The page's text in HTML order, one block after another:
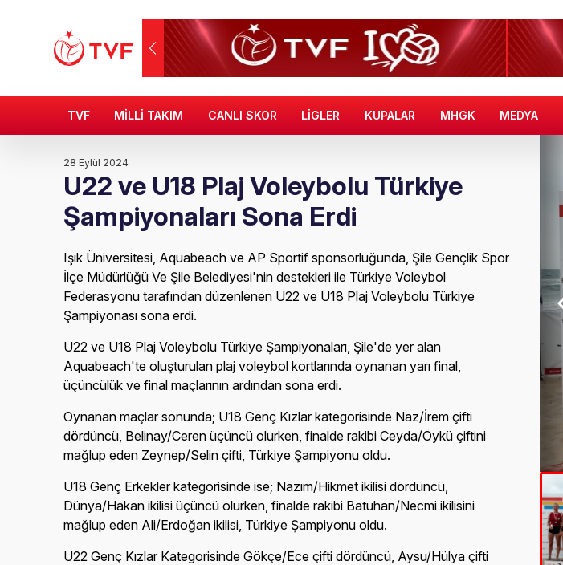
TVF MİLLİ TAKIM CANLI SKOR LİGLER KUPALAR MHGK MEDYA
28 Eylül 2024
U22 ve U18 Plaj Voleybolu Türkiye
Şampiyonaları Sona Erdi
Işık Üniversitesi, Aquabeach ve AP Sportif sponsorluğunda, Şile Gençlik Spor
İlçe Müdürlüğü Ve Şile Belediyesi'nin destekleri ile Türkiye Voleybol
Federasyonu tarafından düzenlenen U22 ve U18 Plaj Voleybolu Türkiye
Şampiyonası sona erdi.
U22 ve U18 Plaj Voleybolu Türkiye Şampiyonaları, Şile'de yer alan
Aquabeach'te oluşturulan plaj voleybol kortlarında oynanan yarı final,
üçüncülük ve final maçlarının ardından sona erdi.
Oynanan maçlar sonunda; U18 Genç Kızlar kategorisinde Naz/İrem çifti
dördüncü, Belinay/Ceren üçüncü olurken, finalde rakibi Ceyda/Öykü çiftini
mağlup eden Zeynep/Selin çifti, Türkiye Şampiyonu oldu.
U18 Genç Erkekler kategorisinde ise; Nazım/Hikmet ikilisi dördüncü,
Dünya/Hakan ikilisi üçüncü olurken, finalde rakibi Batuhan/Necmi ikilisini
mağlup eden Ali/Erdoğan ikilisi, Türkiye Şampiyonu oldu.
U22 Genç Kızlar Kategorisinde Gökçe/Ece çifti dördüncü, Aysu/Hülya çifti